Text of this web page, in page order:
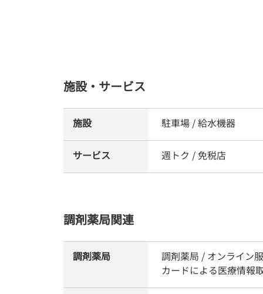
施設・サービス
施設 駐車場 / 給水機器
サービス 週トク / 免税店
調剤薬局関連
調剤薬局
調剤薬局 / オンライン
カードによる医療情報